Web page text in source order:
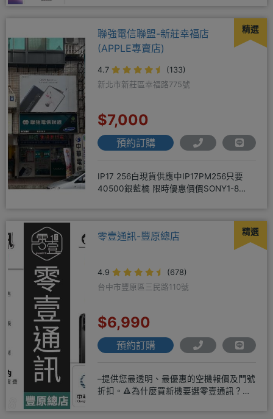
精選
聯強電信聯盟-新莊幸福店
(APPLE專賣店)
4.7
(133)
新北市新莊區幸福路775號
$7,000
預約訂購
IP17 256白現貨供應中IP17PM256只要
40500銀藍橘 限時優惠價價SONY1-8
精選
零壹通訊-豐原總店
4.9
(678)
台中市豐原區三民路110號
$6,990
預約訂購
–提供您最透明、最優惠的空機報價及門號
折扣。🔺為什麼買新機要選零壹通訊？